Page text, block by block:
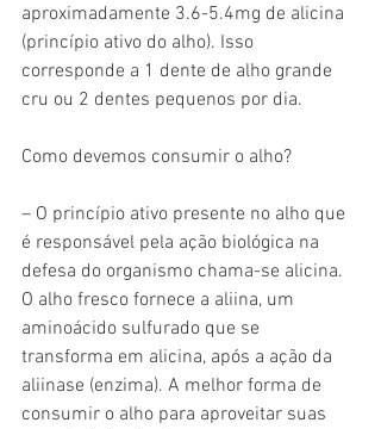
aproximadamente 3.6-5.4mg de alicina
(princípio ativo do alho). Isso
corresponde a 1 dente de alho grande
cru ou 2 dentes pequenos por dia.
Como devemos consumir o alho?
– O princípio ativo presente no alho que
é responsável pela ação biológica na
defesa do organismo chama-se alicina.
O alho fresco fornece a aliina, um
aminoácido sulfurado que se
transforma em alicina, após a ação da
aliinase (enzima). A melhor forma de
consumir o alho para aproveitar suas